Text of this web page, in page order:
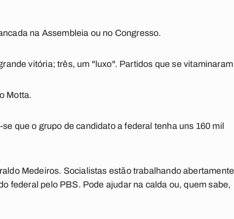
na Assembleia ou no Congresso.
vitória; três, um "luxo". Partidos que se vitaminaram
Motta.
que o grupo de candidato a federal tenha uns 160 mil
Medeiros. Socialistas estão trabalhando abertamente
federal pelo PBS. Pode ajudar na calda ou, quem sabe,